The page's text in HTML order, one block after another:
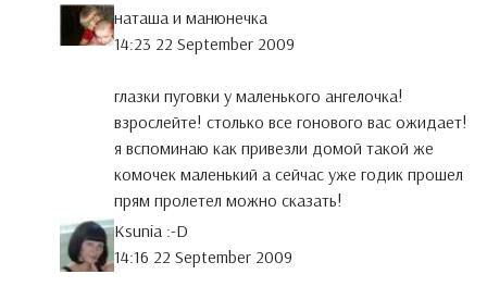
наташа и манюнечка
14:23 22 September 2009
глазки пуговки у маленького ангелочка!
взрослейте! столько все гонового вас ожидает!
я вспоминаю как привезли домой такой же
комочек маленький а сейчас уже годик прошел
прям пролетел можно сказать!
Ksunia :-D
14:16 22 September 2009